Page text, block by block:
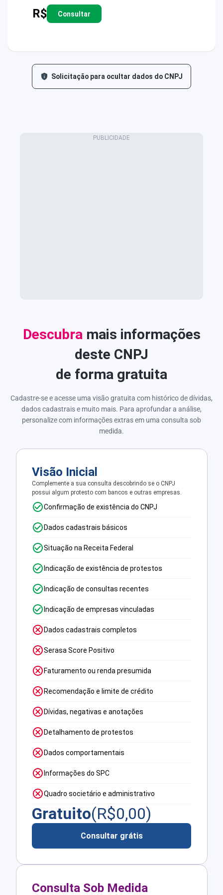
R$ Consultar
Solicitação para ocultar dados do CNPJ
Descubramais informações
deste CNPJ
de forma gratuita
Cadastre-se e acesse uma visão gratuita com histórico de dívidas,
dados cadastrais e muito mais. Para aprofundar a análise,
personalize com informações extras em uma consulta sob
medida.
Visão Inicial
Complemente a sua consulta descobrindo se o CNPJ
possui algum protesto com bancos e outras empresas.
Confirmação de existência do CNPJ
Dados cadastrais básicos
Situação na Receita Federal
Indicação de existência de protestos
Indicação de consultas recentes
Indicação de empresas vinculadas
Dados cadastrais completos
Serasa Score Positivo
Faturamento ou renda presumida
Recomendação e limite de crédito
Dívidas, negativas e anotações
Detalhamento de protestos
Dados comportamentais
Informações do SPC
Quadro societário e administrativo
Gratuito(R$0,00)
Consultar grátis
Consulta Sob Medida